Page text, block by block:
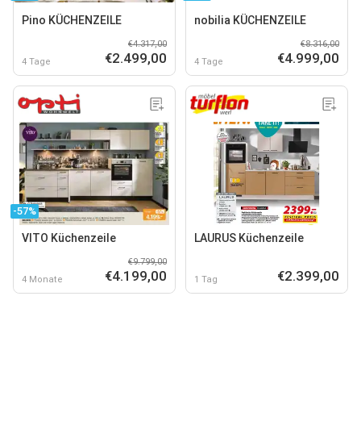
Pino KÜCHENZEILE
4 Tage
€4.317,00
€2.499,00
nobilia KÜCHENZEILE
4 Tage
€8.316,00
€4.999,00
-57%
VITO Küchenzeile
4 Monate
€9.799,00
€4.199,00
LAURUS Küchenzeile
1 Tag €2.399,00